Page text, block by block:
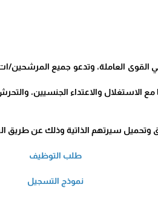
العاملة، وتدعو جميع المرشحين/
والاعتداء الجنسيين،
سيرتهم الذاتية وذلك عن طريق
طلب التوظيف
نموذج التسجيل